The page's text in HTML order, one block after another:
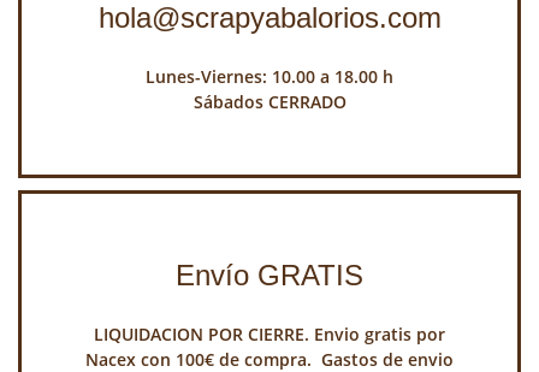
hola@scrapyabalorios.com
Lunes-Viernes: 10.00 a 18.00 h
Sábados CERRADO
Envío GRATIS
LIQUIDACION POR CIERRE. Envio gratis por
Nacex con 100€ de compra. Gastos de envio